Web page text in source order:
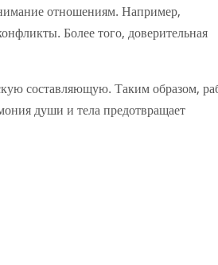
отношениям. Например,
Более того, доверительная
составляющую. Таким образом,
души и тела предотвращает